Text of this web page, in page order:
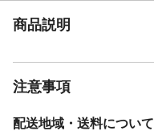
商品説明
注意事項
配送地域・送料について